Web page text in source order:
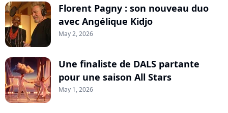
Florent Pagny : son nouveau duo
avec Angélique Kidjo
May 2, 2026
Une finaliste de DALS partante
pour une saison All Stars
May 1, 2026